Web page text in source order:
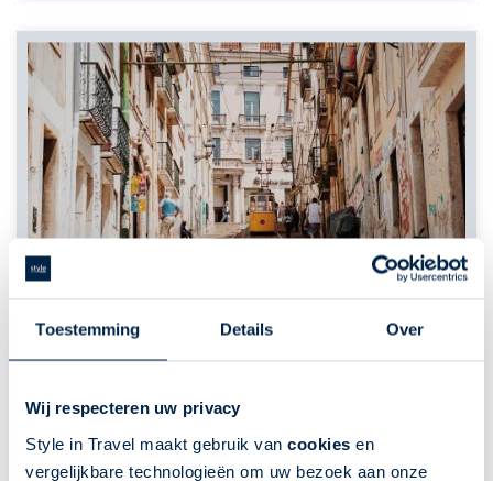
Toestemming Details Over
Wij respecteren uw privacy
Style in Travel maakt gebruik van cookies en
vergelijkbare technologieën om uw bezoek aan onze